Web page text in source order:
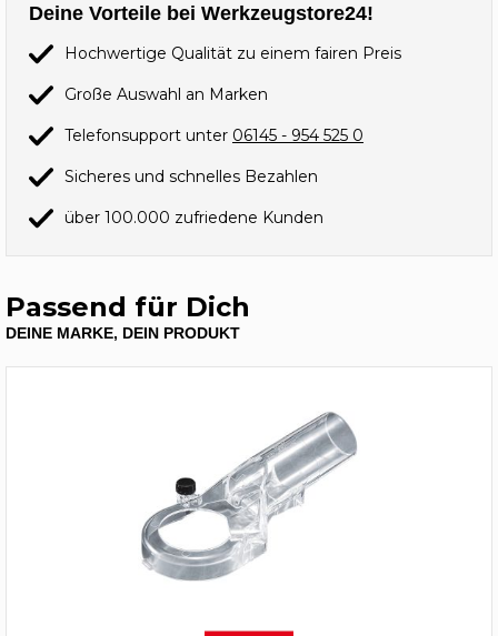
Deine Vorteile bei Werkzeugstore24!
Hochwertige Qualität zu einem fairen Preis
Große Auswahl an Marken
Telefonsupport unter 06145 - 954 525 0
Sicheres und schnelles Bezahlen
über 100.000 zufriedene Kunden
Passend für Dich
DEINE MARKE, DEIN PRODUKT